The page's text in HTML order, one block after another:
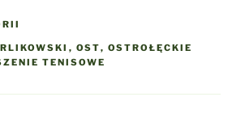
, OST, OSTROŁĘCKIE
TENISOWE